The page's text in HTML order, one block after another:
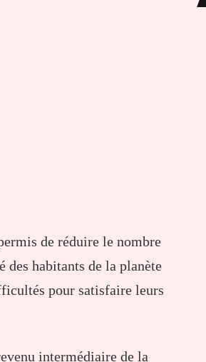
de réduire le nombre
des habitants de la planète
pour satisfaire leurs
intermédiaire de la